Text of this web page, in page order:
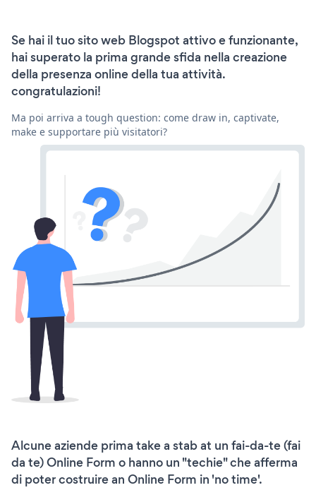
Se hai il tuo sito web Blogspot attivo e funzionante,
hai superato la prima grande sfida nella creazione
della presenza online della tua attività.
congratulazioni!
Ma poi arriva a tough question: come draw in, captivate,
make e supportare più visitatori?
Alcune aziende prima take a stab at un fai-da-te (fai
da te) Online Form o hanno un "techie" che afferma
di poter costruire an Online Form in 'no time'.